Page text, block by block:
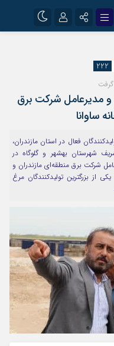
222
و مدیرعامل شرکت برق
ساوانا
فعال در استان مازندران،
شهرستان بهشهر و گلوگاه در
شرکت برق منطقه‌ای مازندران و
از بزرگترین تولیدکنندگان مرغ